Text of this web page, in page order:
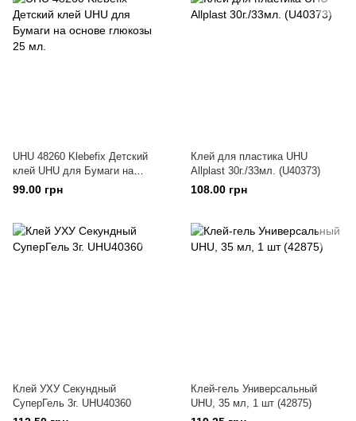
UHU 48260 Klebefix Детский
клей UHU для Бумаги на
основе глюкозы 25 мл.
99.00 грн
Клей для пластика UHU
Allplast 30г./33мл. (U40373)
108.00 грн
Клей УХУ Секундный
СуперГель 3г. UHU40360
Клей-гель Универсальный
UHU, 35 мл, 1 шт (42875)